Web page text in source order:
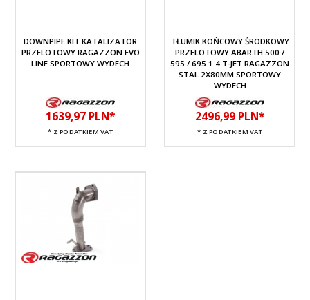
DOWNPIPE KIT KATALIZATOR
PRZELOTOWY RAGAZZON EVO
LINE SPORTOWY WYDECH
1639,97 PLN*
* Z PODATKIEM VAT
TŁUMIK KOŃCOWY ŚRODKOWY
PRZELOTOWY ABARTH 500 /
595 / 695 1.4 T-JET RAGAZZON
STAL 2X80MM SPORTOWY
WYDECH
2496,99 PLN*
* Z PODATKIEM VAT